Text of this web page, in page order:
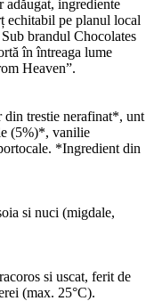
adăugat, ingrediente
echitabil pe planul local
brandul Chocolates
în întreaga lume
Heaven”.
din trestie nerafinat*, unt
(5%)*, vanilie
*Ingredient din
si nuci (migdale,
si uscat, ferit de
(max. 25°C).